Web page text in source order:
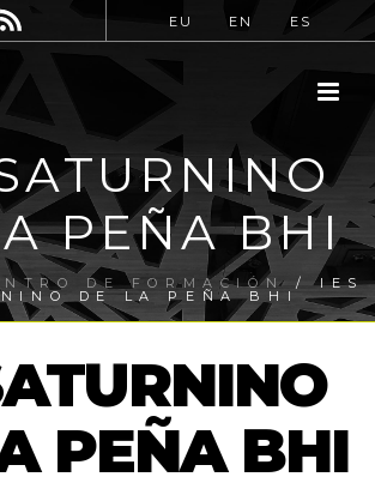
EU EN ES
PEÑA BHI
DE FORMACIÓN / IES
DE LA PEÑA BHI
PEÑA BHI